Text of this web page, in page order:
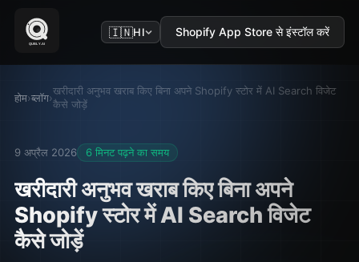
🇮🇳HI Shopify App Store से इंस्टॉल करें
होम›ब्लॉग›
खरीदारी अनुभव खराब किए बिना अपने Shopify स्टोर में AI Search विजेट
कैसे जोड़ें
9 अप्रैल 2026 6 मिनट पढ़ने का समय
खरीदारी अनुभव खराब किए बिना अपने
Shopify स्टोर में AI Search विजेट
कैसे जोड़ें